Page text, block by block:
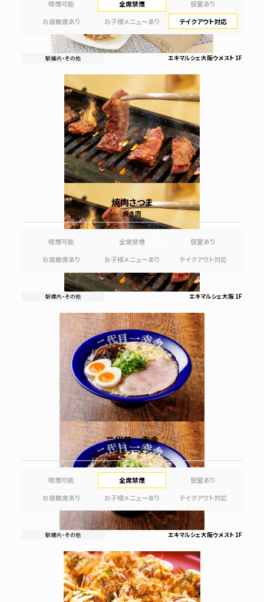
喫煙可能 全席禁煙
個室あり
お座敷席あり
お子様メニューあり テイクアウト対応
エキマルシェ大阪ウメスト 1F
焼肉さつま
焼き肉
喫煙可能 全席禁煙
個室あり
お座敷席あり
お子様メニューあり テイクアウト対応
エキマルシェ大阪 1F
二代目一幸舎
博多ラーメン
喫煙可能 全席禁煙
個室あり
お座敷席あり
お子様メニューあり テイクアウト対応
エキマルシェ大阪ウメスト 1F